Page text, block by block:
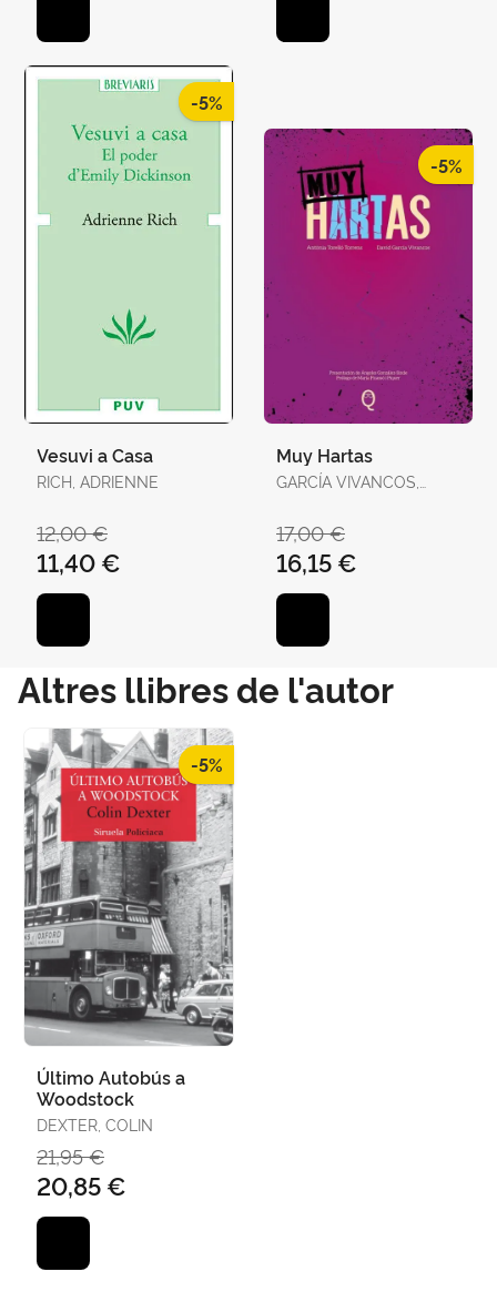
-5%
Vesuvi a Casa
RICH, ADRIENNE
12,00 €
11,40 €
-5%
Muy Hartas
GARCÍA VIVANCOS,
17,00 €
16,15 €
Altres llibres de l'autor
-5%
Último Autobús a
Woodstock
DEXTER, COLIN
21,95 €
20,85 €